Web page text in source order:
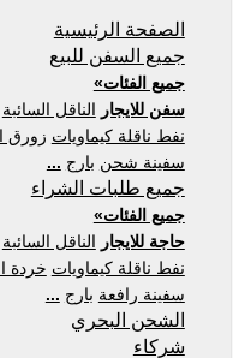
الصفحة الرئيسية
جميع السفن للبيع
جميع الفئات»
سفن للايجار الناقل السائبة
نفط ناقلة كيماويات زورق
سفينة شحن بارج ...
جميع طلبات الشراء
جميع الفئات»
حاجة للايجار الناقل السائبة
نفط ناقلة كيماويات خردة
سفينة رافعة بارج ...
الشحن البحري
شركاء